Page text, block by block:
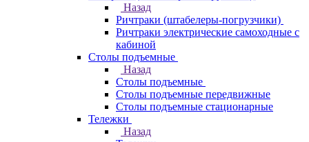
Назад
Ричтраки (штабелеры-погрузчики)
Ричтраки электрические самоходные с
кабиной
Столы подъемные
Назад
Столы подъемные
Столы подъемные передвижные
Столы подъемные стационарные
Тележки
Назад